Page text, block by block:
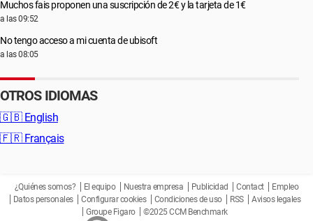
Muchos fais proponen una suscripción de 2€ y la tarjeta de 1€
a las 09:52
No tengo acceso a mi cuenta de ubisoft
a las 08:05
OTROS IDIOMAS
🇬🇧 English
🇫🇷 Français
¿Quiénes somos? El equipo Nuestra empresa Publicidad Contact
Empleo
Datos personales
Configurar cookies Condiciones de uso RSS
Avisos legales
Groupe Figaro
©2025 CCM Benchmark